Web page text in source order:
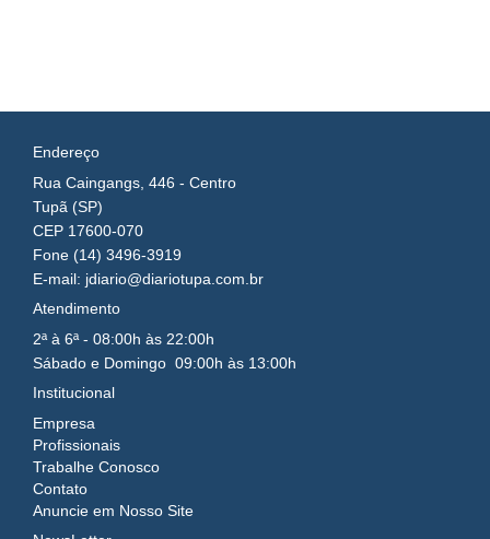
Endereço
Rua Caingangs, 446 - Centro
Tupã (SP)
CEP 17600-070
Fone (14) 3496-3919
E-mail: jdiario@diariotupa.com.br
Atendimento
2ª à 6ª - 08:00h às 22:00h
Sábado e Domingo 09:00h às 13:00h
Institucional
Empresa
Profissionais
Trabalhe Conosco
Contato
Anuncie em Nosso Site